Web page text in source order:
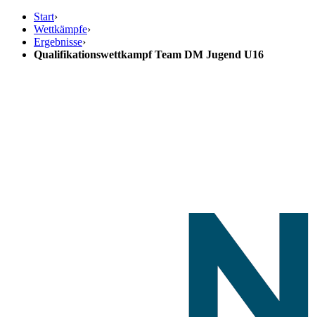
Start›
Wettkämpfe›
Ergebnisse›
Qualifikationswettkampf Team DM Jugend U16